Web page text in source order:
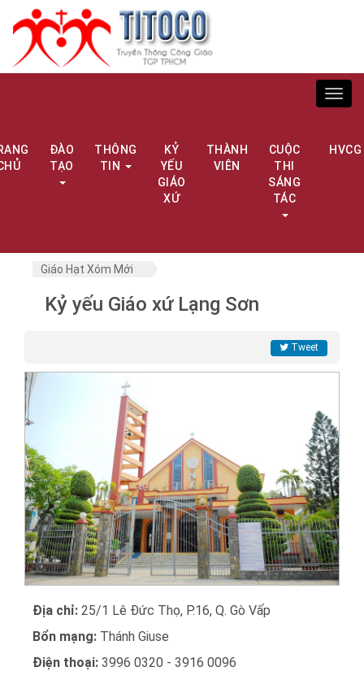
ĐÀO
TẠO
THÔNG
TIN
KỶ
YẾU
GIÁO
XỨ
THÀNH
VIÊN
CUỘC
THI
SÁNG
TÁC
HVCG
Giáo Hạt Xóm Mới
Kỷ yếu Giáo xứ Lạng Sơn
Tweet
Địa chỉ: 25/1 Lê Đức Thọ, P.16, Q. Gò Vấp
Bổn mạng: Thánh Giuse
Điện thoại: 3996 0320 - 3916 0096